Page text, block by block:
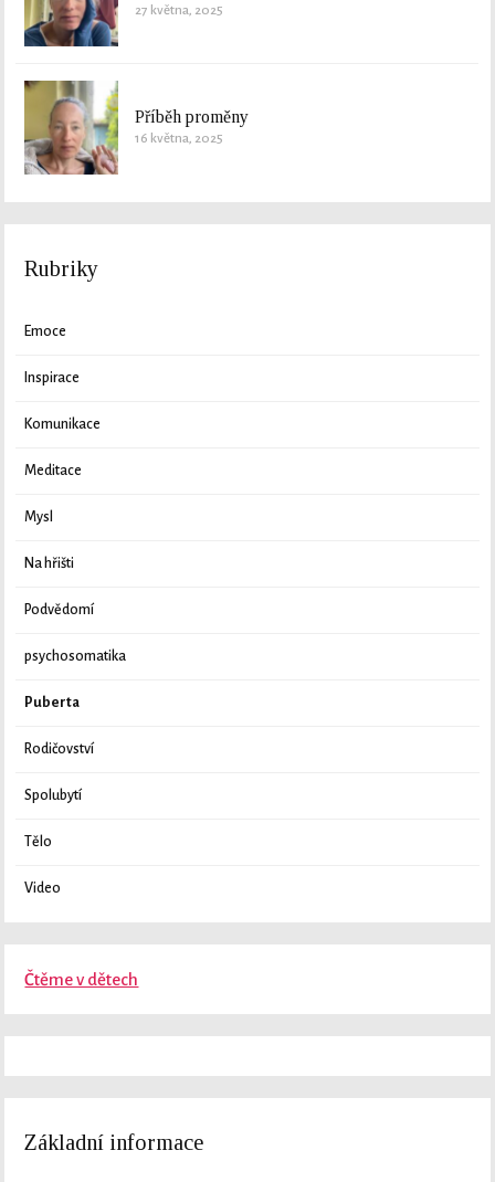
27 května, 2025
Příběh proměny
16 května, 2025
Rubriky
Emoce
Inspirace
Komunikace
Meditace
Mysl
Na hřišti
Podvědomí
psychosomatika
Puberta
Rodičovství
Spolubytí
Tělo
Video
Čtěme v dětech
Základní informace